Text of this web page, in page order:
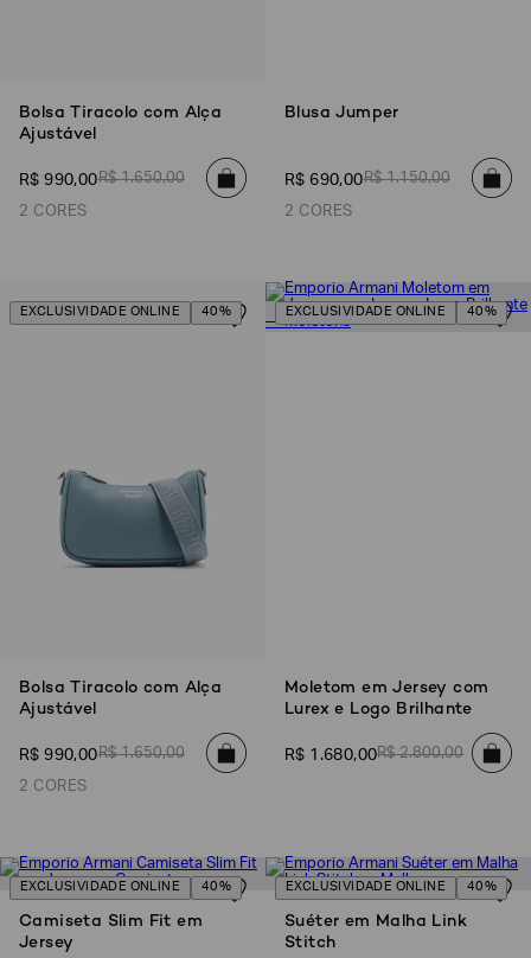
Bolsa Tiracolo com Alça
Ajustável
R$ 990,00R$ 1.650,00
2 CORES
Blusa Jumper
R$ 690,00R$ 1.150,00
2 CORES
EXCLUSIVIDADE ONLINE 40%
Bolsa Tiracolo com Alça
Ajustável
R$ 990,00R$ 1.650,00
2 CORES
EXCLUSIVIDADE ONLINE 40%
Moletom em Jersey com
Lurex e Logo Brilhante
R$ 1 .680,00R$ 2.800,00
EXCLUSIVIDADE ONLINE 40%
Camiseta Slim Fit em
Jersey
EXCLUSIVIDADE ONLINE 40%
Suéter em Malha Link
Stitch